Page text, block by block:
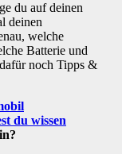
du auf deinen
deinen
welche
Batterie und
noch Tipps &
du wissen